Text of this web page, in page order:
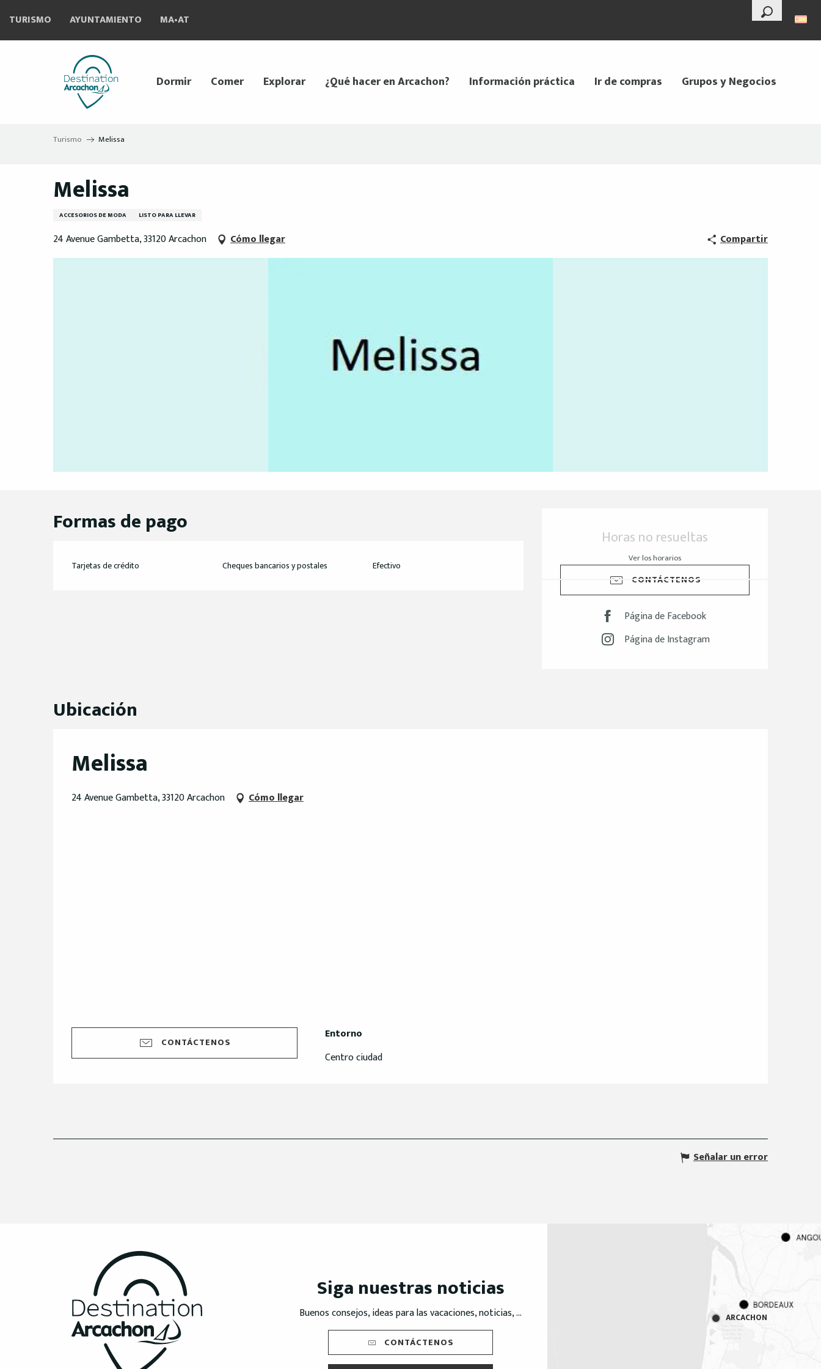
contenu
--°
Buscar
TURISMO AYUNTAMIENTO MA•AT
Dormir Comer Explorar ¿Qué hacer en Arcachon? Información práctica Ir de compras Grupos y Negocios
Turismo Melissa
Melissa
ACCESORIOS DE MODA LISTO PARA LLEVAR
24 Avenue Gambetta, 33120 Arcachon Cómo llegar Compartir
Horarios y datos de
Horas no resueltas
Ver los horarios
CONTÁCTENOS
Página de Facebook
Página de Instagram
Formas de pago
Tarjetas de crédito Cheques bancarios y postales Efectivo
Ubicación
Melissa
24 Avenue Gambetta, 33120 Arcachon Cómo llegar
CONTÁCTENOS
Entorno
Entorno
Centro ciudad
Señalar un error
Siga nuestras noticias
Buenos consejos, ideas para las vacaciones, noticias, ...
CONTÁCTENOS
ARCACHON